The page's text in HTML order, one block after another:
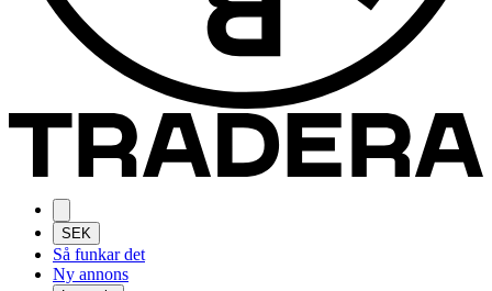
SEK
Så funkar det
Ny annons